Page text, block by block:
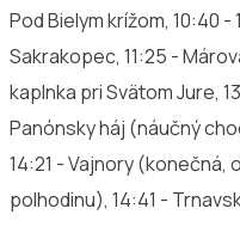
Pod Bielym krížom, 10:40 -
Sakrakopec, 11:25 -
kaplnka pri Svätom Jure,
Panónsky háj (náučný
14:21 - Vajnory (konečná,
polhodinu), 14:41 -